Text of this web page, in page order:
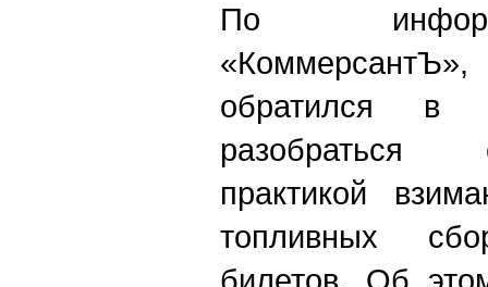
По
обратился
практикой
топливных